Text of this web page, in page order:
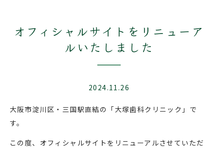
オフィシャルサイトをリニューア
ルいたしました
2024.11.26
大阪市淀川区・三国駅直結の「大塚歯科クリニック」で
す。
この度、オフィシャルサイトをリニューアルさせていただ